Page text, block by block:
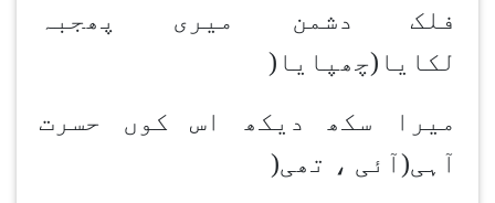
فلک دشمن میری پھجبہ
لکایا(چھپایا )
میرا سکھ دیکھ اس کوں حسرت
آہی(آئی ، تھی)